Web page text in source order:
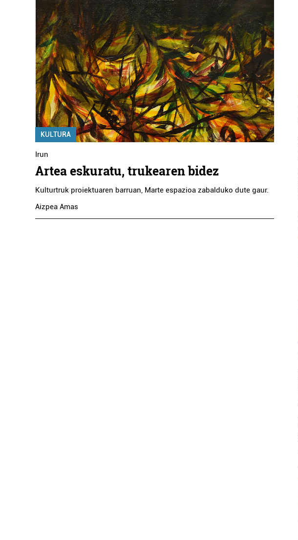
KULTURA
Irun
Artea eskuratu, trukearen bidez
Kulturtruk proiektuaren barruan, Marte espazioa zabalduko dute gaur.
Aizpea Amas